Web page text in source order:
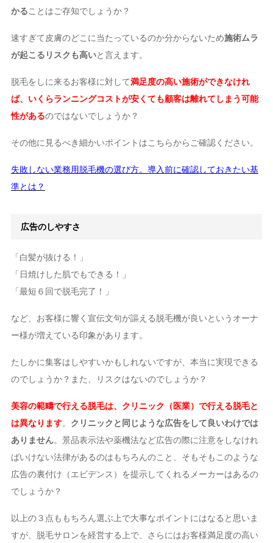
かることはご存知でしょうか？
速すぎて皮膚のどこに当たっているのか分からないため施術ムラ
が起こるリスクも高いと言えます。
脱毛をしに来るお客様に対して満足度の高い施術ができなけれ
ば、いくらランニングコストが安くても顧客は離れてしまう可能
性があるのではないでしょうか？
その他に見るべき細かいポイントはこちらからご確認ください。
失敗しない業務用脱毛機の選び方。導入前に確認しておきたい基
準とは？
広告のしやすさ
「白髪が抜ける！」
「日焼けした肌でもできる！」
「最短６回で脱毛完了！」
など、お客様に響く宣伝文句が謳える脱毛機が良いというオーナ
ー様が増えている印象があります。
たしかに集客はしやすいかもしれないですが、本当に実現できる
のでしょうか？また、リスクはないのでしょうか？
美容の範疇で行える脱毛は、クリニック（医業）で行える脱毛と
は異なります。 クリニックと同じような広告をして良いわけでは
ありません。景品表示法や薬機法など広告の際に注意をしなけれ
ばいけない法律があるのはもちろんのこと、そもそもこのような
広告の裏付け（エビデンス）を提示してくれるメーカーはあるの
でしょうか？
以上の３点ももちろん選ぶ上で大事なポイントにはなると思いま
すが、脱毛サロンを経営する上で、さらにはお客様満足度の高い